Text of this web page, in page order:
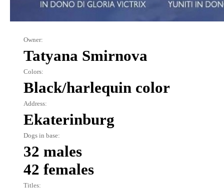
Owner:
Tatyana Smirnova
Colors:
Black/harlequin color
Address:
Ekaterinburg
Dogs in base:
32 males
42 females
Titles: